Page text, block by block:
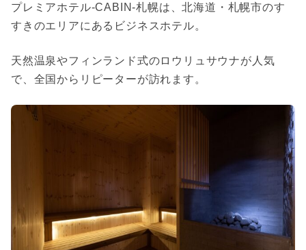
プレミアホテル-CABIN-札幌は、北海道・札幌市のす
すきのエリアにあるビジネスホテル。
天然温泉やフィンランド式のロウリュサウナが人気
で、全国からリピーターが訪れます。